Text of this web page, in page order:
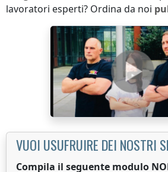
lavoratori esperti? Ordina da noi
VUOI USUFRUIRE DEI NOSTRI
Compila il seguente modulo